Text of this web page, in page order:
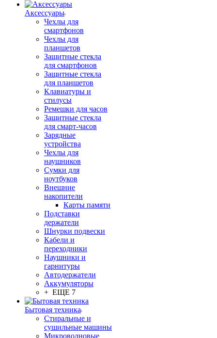
Аксессуары
Чехлы для
смартфонов
Чехлы для
планшетов
Защитные стекла
для смартфонов
Защитные стекла
для планшетов
Клавиатуры и
стилусы
Ремешки для часов
Защитные стекла
для смарт-часов
Зарядные
устройства
Чехлы для
наушников
Сумки для
ноутбуков
Внешние
накопители
Карты памяти
Подставки
держатели
Шнурки подвески
Кабели и
переходники
Наушники и
гарнитуры
Автодержатели
Аккумуляторы
+ ЕЩЕ 7
Бытовая техника
Стиральные и
сушильные машины
Микроволновые